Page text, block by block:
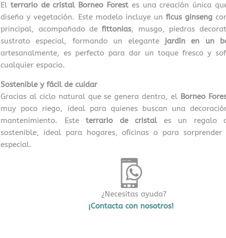
El terrario de cristal Borneo Forestes una creación única
diseño y vegetación. Este modelo incluye unficus ginseng
principal, acompañado defittonias, musgo, piedras
sustrato especial, formando un elegante jardín en un
artesanalmente, es perfecto para dar un toque fresco y
cualquier espacio.
Sostenible y fácil de cuidar
Gracias al ciclo natural que se genera dentro, el Borneo
muy poco riego, ideal para quienes buscan una
mantenimiento. Esteterrario de cristales un regalo
sostenible, ideal para hogares, oficinas o para sorprender
especial.
¿Necesitas ayuda?
¡Contacta con nosotros!